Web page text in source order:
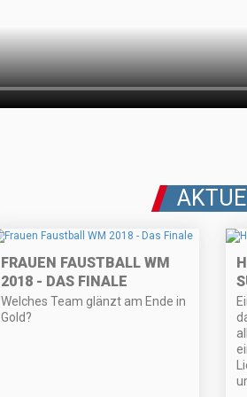
FRAUEN FAUSTBALL WM
2018 - DAS FINALE
Welches Team glänzt am Ende in
Gold?